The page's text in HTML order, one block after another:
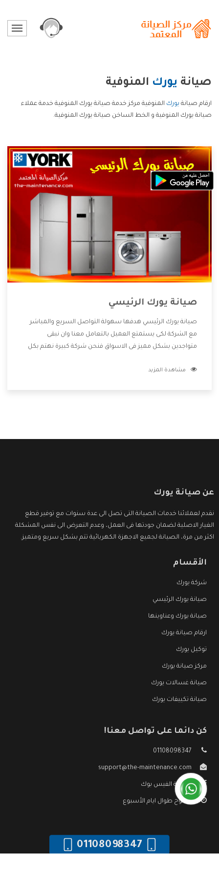
صيانة يورك المنوفية
ارقام صيانة يورك المنوفية مركز خدمة صيانة يورك المنوفية خدمة عملاء
صيانة يورك المنوفية و الخط الساخن صيانة يورك المنوفية.
صيانة يورك الرئيسي
صيانة يورك الرئيسي هدفها سهولة التواصل السريع والمباشر
مع الشركة لكى يستمتع العميل بالتعامل معنا وان نبقى
متواجدين بشكل مميز فى الاسواق فنحن شركة كبيرة نهتم بكل
الشركة بها والتى تكون منها خدمة الصيانة التى تكون من أهم
مشاهدة المزيد
عن صيانة يورك
نقدم لعملائنا خدمات الصيانة التى تصل الى عدة سنوات مع توفير قطع
الغيار الاصلية لضمان جودتها فى العمل، وعدم التعرض الى نفس المشكلة
اكثر من مرة، الصيانة لجميع الاجهزة الكهربائية تتم بشكل سريع ومتميز.
الأقسام
شركة يورك
صيانة يورك الرئيسي
صيانة يورك وعناوينها
ارقام صيانة يورك
توكيل يورك
مركز صيانة يورك
صيانة غسالات يورك
صيانة تكييفات يورك
كن دائما على تواصل معنا!
01108098347
support@the-maintenance.com
صفحة الفيس بوك
مفتوح طوال ايام الأسبوع
01108098347